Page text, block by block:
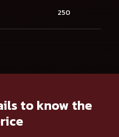
250
to know the